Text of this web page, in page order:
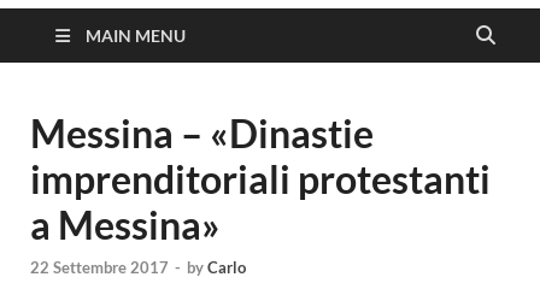
MAIN MENU
Messina – «Dinastie
imprenditoriali protestanti
a Messina»
22 Settembre 2017 - byCarlo